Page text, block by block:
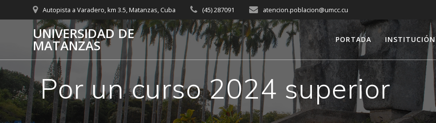
al
contenido
Autopista a Varadero, km 3.5, Matanzas, Cuba (45) 287091 atencion.poblacion@umcc.cu
UNIVERSIDAD DE
MATANZAS PORTADA INSTITUCIÓN
Por un curso 2024 superior